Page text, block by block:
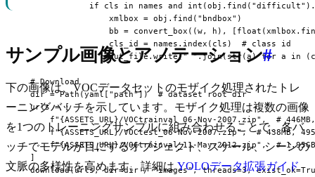
if cls in names and
                  xmlbox = obj.find("bndbox")
bb = convert_box((w, h),
                  cls_id = names.index(cls)  # class id
out_file.write(" ".join(str(a) for a in
  # Download
  dir = Path(yaml["path"])  # dataset root dir
  urls = [
f"{ASSETS_URL}/VOCtrainval_06-Nov-2007.zip",  #
f"{ASSETS_URL}/VOCtest_06-Nov-2007.zip",  # 438MB,
f"{ASSETS_URL}/VOCtrainval_11-May-2012.zip",  #
  ]
download(urls, dir=dir / "images", threads=3,
サンプル画像とアノテーション#
下の画像は、VOCデータセットのモザイク処理されたトレ
ーニングバッチを示しています。モザイク処理は複数の画像
を1つのトレーニングサンプルに組み合わせることで、各バ
ッチでモデルが目にするオブジェクト、スケール、シーンの
文脈の多様性を高めます。詳細はYOLOデータ拡張ガイド